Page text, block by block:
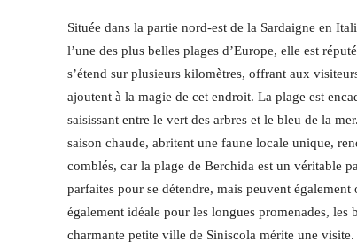
Située dans la partie nord-est de la Sardaigne en
l’une des plus belles plages d’Europe, elle est
s’étend sur plusieurs kilomètres, offrant aux
ajoutent à la magie de cet endroit. La plage est
saisissant entre le vert des arbres et le bleu de la
saison chaude, abritent une faune locale unique,
comblés, car la plage de Berchida est un véritable
parfaites pour se détendre, mais peuvent
également idéale pour les longues promenades,
charmante petite ville de Siniscola mérite une